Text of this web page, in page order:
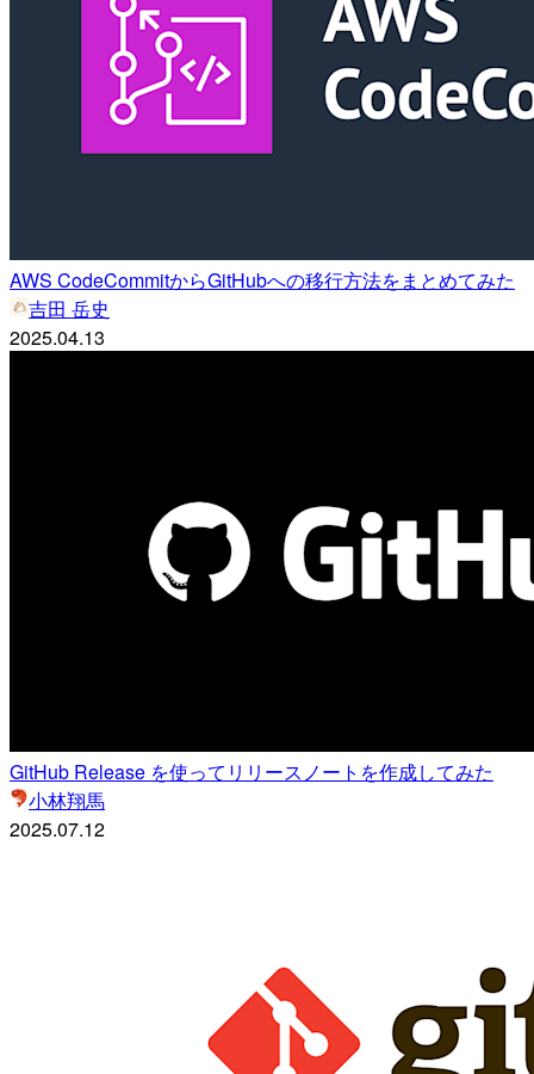
AWS CodeCommitからGitHubへの移行方法をまとめてみた
吉田 岳史
2025.04.13
GitHub Release を使ってリリースノートを作成してみた
小林翔馬
2025.07.12